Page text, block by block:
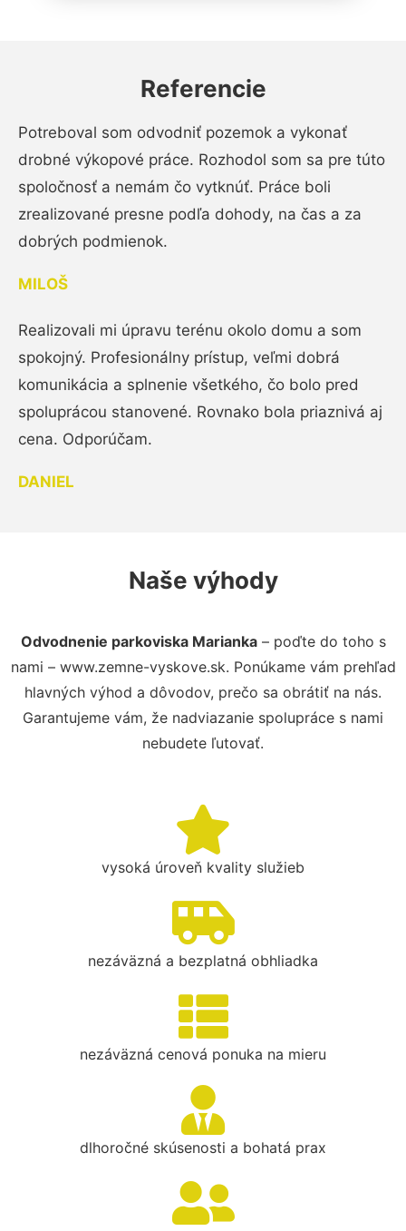
Referencie
Potreboval som odvodniť pozemok a vykonať
drobné výkopové práce. Rozhodol som sa pre túto
spoločnosť a nemám čo vytknúť. Práce boli
zrealizované presne podľa dohody, na čas a za
dobrých podmienok.
MILOŠ
Realizovali mi úpravu terénu okolo domu a som
spokojný. Profesionálny prístup, veľmi dobrá
komunikácia a splnenie všetkého, čo bolo pred
spoluprácou stanovené. Rovnako bola priaznivá aj
cena. Odporúčam.
DANIEL
Naše výhody
Odvodnenie parkoviska Marianka– poďte do toho s
nami – www.zemne-vyskove.sk. Ponúkame vám prehľad
hlavných výhod a dôvodov, prečo sa obrátiť na nás.
Garantujeme vám, že nadviazanie spolupráce s nami
nebudete ľutovať.
vysoká úroveň kvality služieb
nezáväzná a bezplatná obhliadka
nezáväzná cenová ponuka na mieru
dlhoročné skúsenosti a bohatá prax